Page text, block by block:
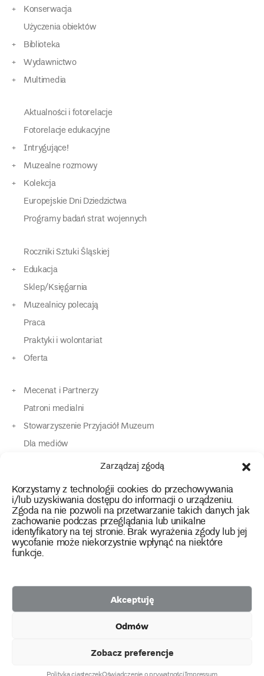
Zarządzaj zgodą
Korzystamy z technologii cookies do przechowywania
i/lub uzyskiwania dostępu do informacji o urządzeniu.
Zgoda na nie pozwoli na przetwarzanie takich danych jak
zachowanie podczas przeglądania lub unikalne
identyfikatory na tej stronie. Brak wyrażenia zgody lub jej
wycofanie może niekorzystnie wpłynąć na niektóre
funkcje.
Akceptuję
Odmów
Zobacz preferencje
Konserwacja
Użyczenia obiektów
Biblioteka
Wydawnictwo
Multimedia
Aktualności i fotorelacje
Fotorelacje edukacyjne
Intrygujące!
Muzealne rozmowy
Kolekcja
Europejskie Dni Dziedzictwa
Programy badań strat wojennych
Roczniki Sztuki Śląskiej
Edukacja
Sklep/Księgarnia
Muzealnicy polecają
Praca
Praktyki i wolontariat
Oferta
Mecenat i Partnerzy
Patroni medialni
Stowarzyszenie Przyjaciół Muzeum
Dla mediów
Dla osób o specjalnych potrzebach
Kontakt
instagram
twitterfacebookyoutube
tiktok
2026 Copyright by Muzeum Narodowe we Wrocławiu
Polityka prywatności
Etnograficznego
Facebook
Racławickiej
facebook
Przyjaciół